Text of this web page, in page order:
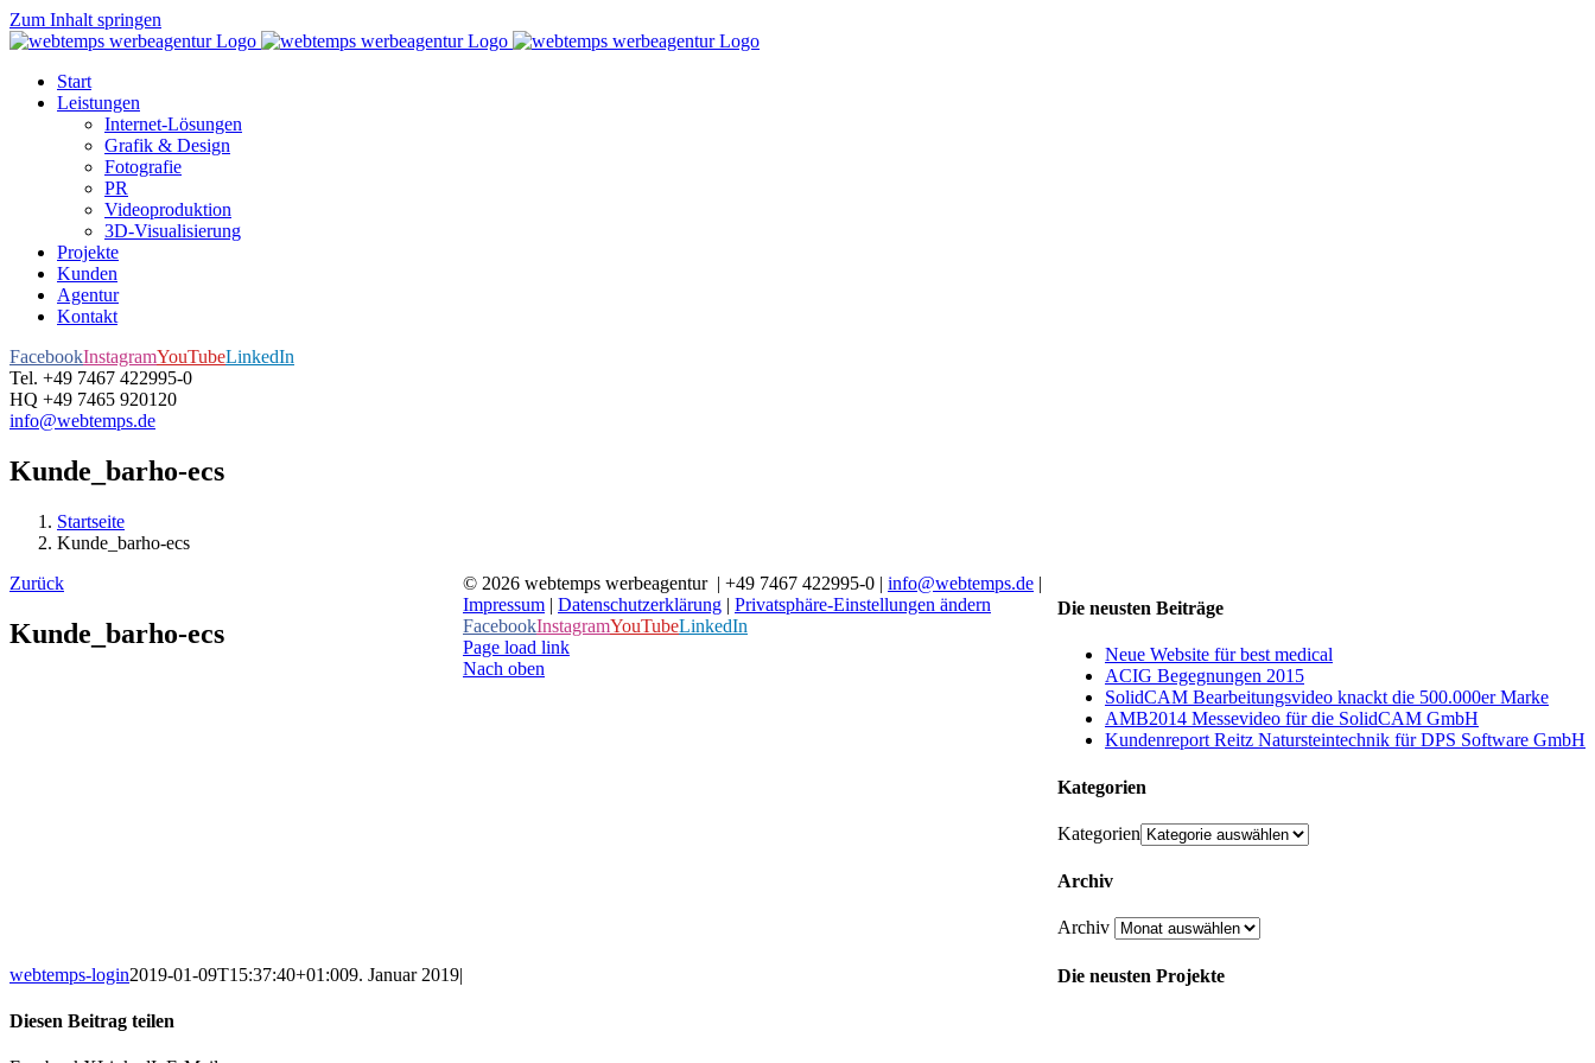
Zum Inhalt springen
Start
Leistungen
Internet-Lösungen
Grafik & Design
Fotografie
PR
Videoproduktion
3D-Visualisierung
Projekte
Kunden
Agentur
Kontakt
FacebookInstagramYouTubeLinkedIn
Tel. +49 7467 422995-0
HQ +49 7465 920120
info@webtemps.de
Kunde_barho-ecs
Startseite
Kunde_barho-ecs
Zurück
Kunde_barho-ecs
webtemps-login2019-01-09T15:37:40+01:009. Januar 2019|
Diesen Beitrag teilen
Die neusten Beiträge
Neue Website für best medical
ACIG Begegnungen 2015
SolidCAM Bearbeitungsvideo knackt die 500.000er Marke
AMB2014 Messevideo für die SolidCAM GmbH
Kundenreport Reitz Natursteintechnik für DPS Software GmbH
Kategorien
Kategorien
Archiv
Archiv
Die neusten Projekte
© 2026 webtemps werbeagentur | +49 7467 422995-0 | info@webtemps.de |
Impressum | Datenschutzerklärung | Privatsphäre-Einstellungen ändern
FacebookInstagramYouTubeLinkedIn
Page load link
Nach oben